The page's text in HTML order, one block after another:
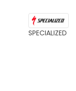
SPECIALIZED